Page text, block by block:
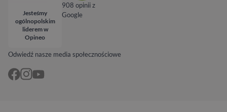
Odwiedź nasze media społecznościowe
Jesteśmy
ogólnopolskim
liderem w
Opineo
908 opinii z
Google